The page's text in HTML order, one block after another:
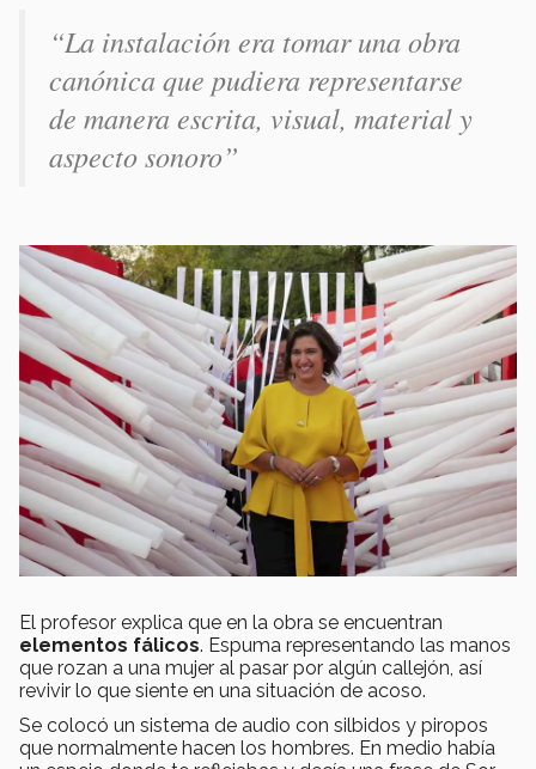
“La instalación era tomar una obra
canónica que pudiera representarse
de manera escrita, visual, material y
aspecto sonoro”
El profesor explica que en la obra se encuentran
elementos fálicos. Espuma representando las manos
que rozan a una mujer al pasar por algún callejón, así
revivir lo que siente en una situación de acoso.
Se colocó un sistema de audio con silbidos y piropos
que normalmente hacen los hombres. En medio había